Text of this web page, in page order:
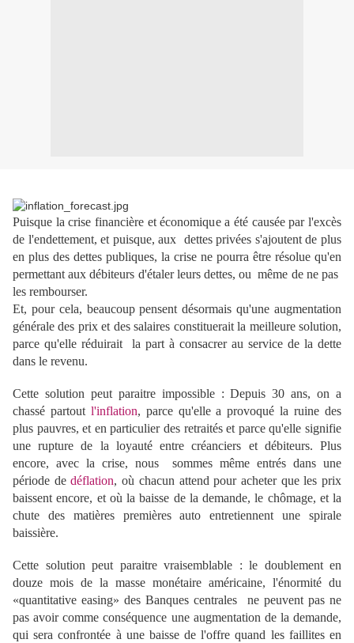
Puisque la crise financière et économique a été causée par l'excès
de l'endettement, et puisque, aux dettes privées s'ajoutent de plus
en plus des dettes publiques, la crise ne pourra être résolue qu'en
permettant aux débiteurs d'étaler leurs dettes, ou même de ne pas
les rembourser.
Et, pour cela, beaucoup pensent désormais qu'une augmentation
générale des prix et des salaires constituerait la meilleure solution,
parce qu'elle réduirait la part à consacrer au service de la dette
dans le revenu.
Cette solution peut paraitre impossible : Depuis 30 ans, on a
chassé partout l'inflation, parce qu'elle a provoqué la ruine des
plus pauvres, et en particulier des retraités et parce qu'elle signifie
une rupture de la loyauté entre créanciers et débiteurs. Plus
encore, avec la crise, nous sommes même entrés dans une
période dedéflation, où chacun attend pour acheter que les prix
baissent encore, et où la baisse de la demande, le chômage, et la
chute des matières premières auto entretiennent une spirale
baissière.
Cette solution peut paraitre vraisemblable : le doublement en
douze mois de la masse monétaire américaine, l'énormité du
«quantitative easing» des Banques centrales ne peuvent pas ne
pas avoir comme conséquence une augmentation de la demande,
qui sera confrontée à une baisse de l'offre quand les faillites en